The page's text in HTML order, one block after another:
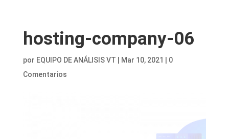
hosting-company-06
por EQUIPO DE ANÁLISIS VT Mar 10, 2021
0
Comentarios